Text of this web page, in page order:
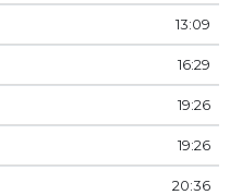
13:09
16:29
19:26
19:26
20:36